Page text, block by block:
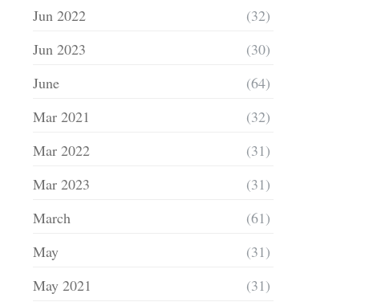
Jun 2022
(32)
Jun 2023
(30)
June
(64)
Mar 2021
(32)
Mar 2022
(31)
Mar 2023
(31)
March
(61)
May
(31)
May 2021
(31)